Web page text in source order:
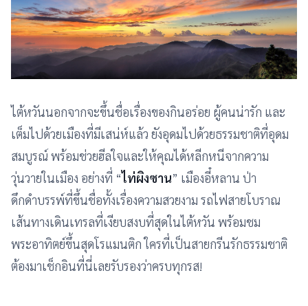
ไต้หวันนอกจากจะขึ้นชื่อเรื่องของกินอร่อย ผู้คนน่ารัก และ
เต็มไปด้วยเมืองที่มีเสน่ห์แล้ว ยังอุดมไปด้วยธรรมชาติที่อุดม
สมบูรณ์ พร้อมช่วยฮีลใจและให้คุณได้หลีกหนีจากความ
วุ่นวายในเมือง อย่างที่ “ไท่ผิงซาน” เมืองอี๋หลาน ป่า
ดึกดำบรรพ์ที่ขึ้นชื่อทั้งเรื่องความสวยงาม รถไฟสายโบราณ
เส้นทางเดินเทรลที่เงียบสงบที่สุดในไต้หวัน พร้อมชม
พระอาทิตย์ขึ้นสุดโรแมนติก ใครที่เป็นสายกรีนรักธรรมชาติ
ต้องมาเช็กอินที่นี่เลยรับรองว่าครบทุกรส!